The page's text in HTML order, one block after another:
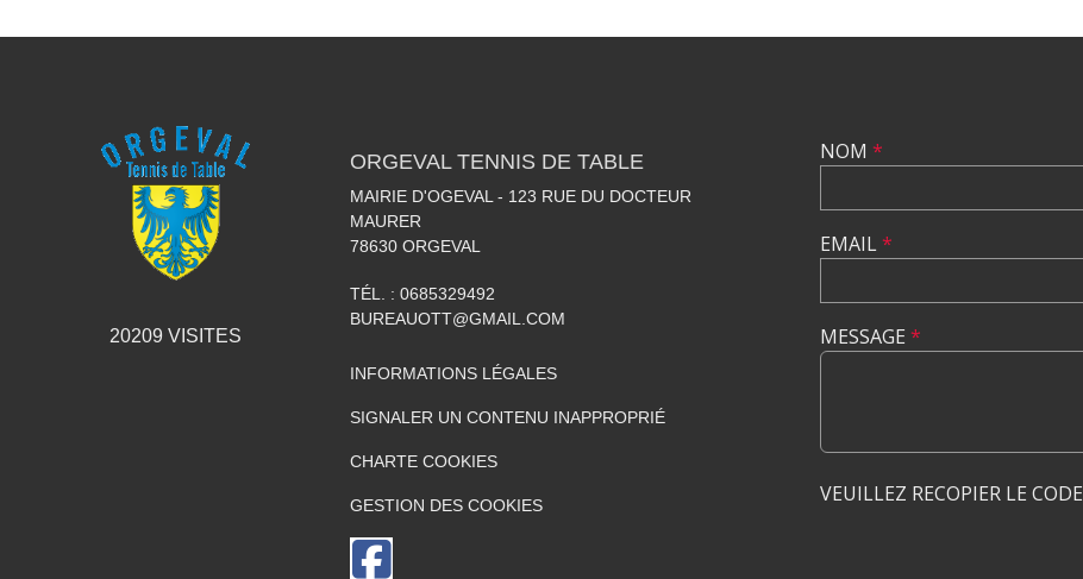
20209 VISITES
ORGEVAL TENNIS DE TABLE
MAIRIE D'OGEVAL - 123 RUE DU DOCTEUR
MAURER
78630 ORGEVAL
TÉL. : 0685329492
BUREAUOTT@GMAIL.COM
INFORMATIONS LÉGALES
SIGNALER UN CONTENU INAPPROPRIÉ
CHARTE COOKIES
GESTION DES COOKIES
NOM *
EMAIL*
MESSAGE *
VEUILLEZ RECOPIER LE CODE